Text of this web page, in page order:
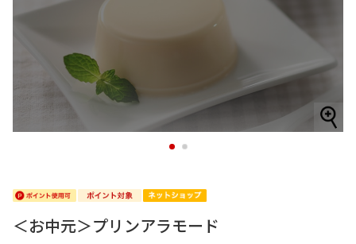
1 2
＜お中元＞プリンアラモード